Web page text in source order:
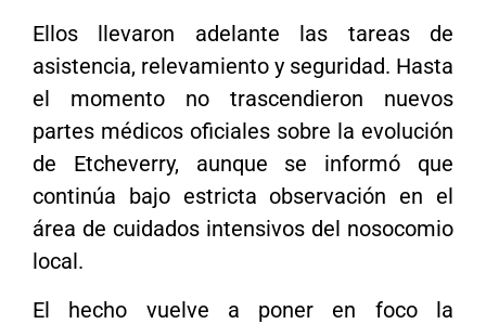
Ellos llevaron adelante las tareas de
asistencia, relevamiento y seguridad. Hasta
el momento no trascendieron nuevos
partes médicos oficiales sobre la evolución
de Etcheverry, aunque se informó que
continúa bajo estricta observación en el
área de cuidados intensivos del nosocomio
local.
El hecho vuelve a poner en foco la